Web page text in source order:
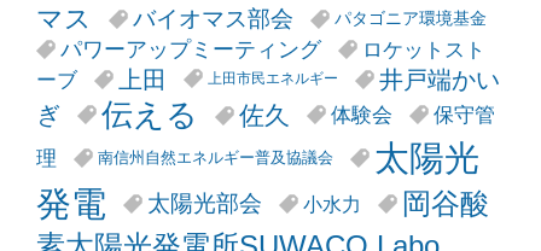
マス
バイオマス部会 パタゴニア環境基金
パワーアップミーティング
ロケットスト
ーブ
上田 上田市民エネルギー
井戸端かい
ぎ
伝える 佐久 体験会
保守管
理
南信州自然エネルギー普及協議会
太陽光
発電
太陽光部会 小水力
岡谷酸